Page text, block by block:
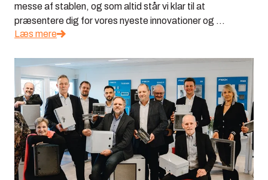
messe af stablen, og som altid står vi klar til at
præsentere dig for vores nyeste innovationer og ...
Læs mere